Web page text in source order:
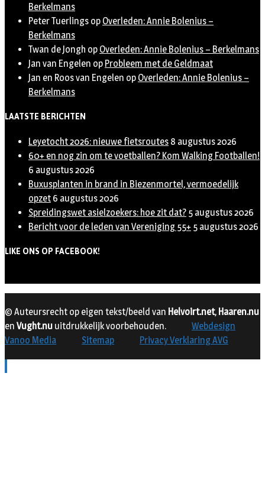
Berkelmans
Peter Tuerlings op Overleden: Annie Bolenius –
Berkelmans
Twan de Jongh op Overleden: Annie Bolenius – Berkelmans
Jan van Engelen op Probleem met de Geldmaat
Jan en Roos van Engelen op Overleden: Annie Bolenius –
Berkelmans
LAATSTE BERICHTEN
Leyetocht 2026: nieuwe fietsroutes 8 augustus 2026
60+ en nog zin om te voetballen? Kom Walking Footballen!
6 augustus 2026
Buxusplanten in brand in Biezenmortel, vermoedelijk
opzet 6 augustus 2026
Spreidingswet asielzoekers: hoe zit dat? 5 augustus 2026
Bericht voor de leden van Vereniging 55+ 5 augustus 2026
LIKE ONS OP FACEBOOK!
© Auteursrecht op eigen tekst/beeld van Helvoirt.net, Haaren.nu
en Vught.nu uitdrukkelijk voorbehouden.
Webdesign
Vanoo Media
Sitemap Privacy Verklaring AVG